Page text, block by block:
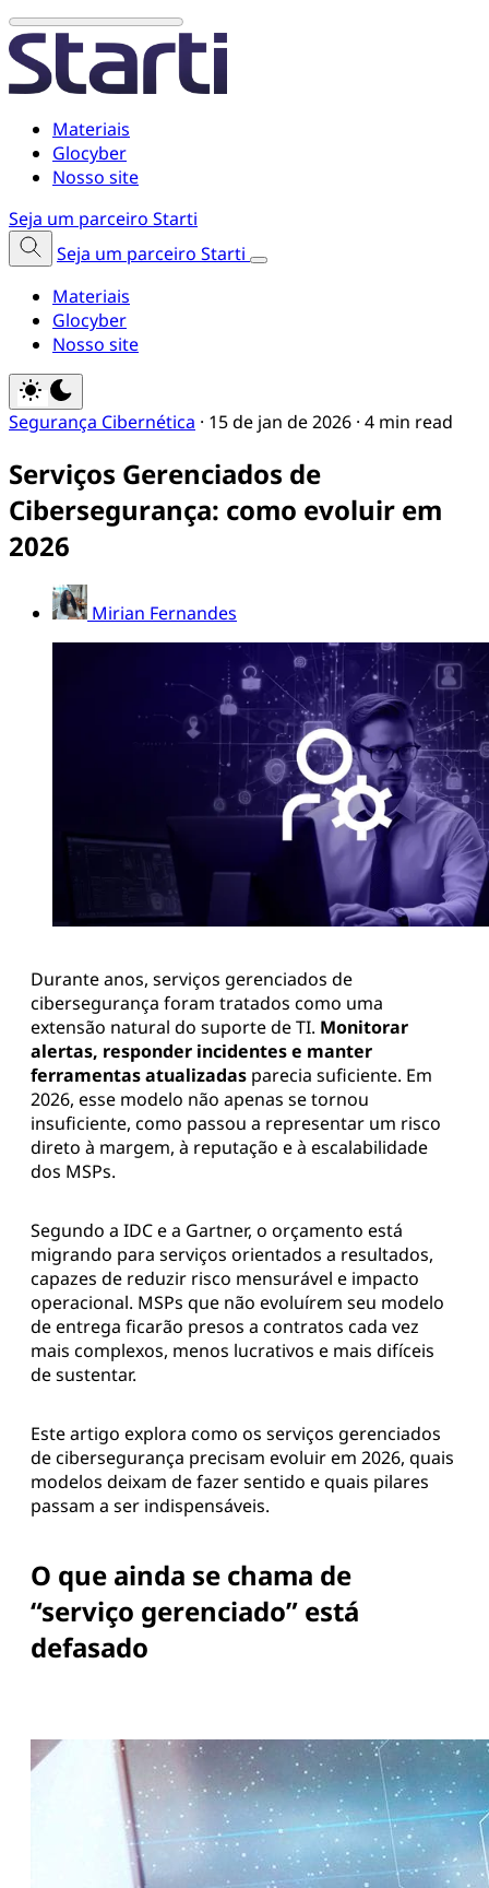
Materiais
Glocyber
Nosso site
Seja um parceiro Starti
Seja um parceiro Starti
Materiais
Glocyber
Nosso site
Segurança Cibernética · 15 de jan de 2026 · 4 min read
Serviços Gerenciados de
Cibersegurança: como evoluir em
2026
Mirian Fernandes
Durante anos, serviços gerenciados de
cibersegurança foram tratados como uma
extensão natural do suporte de TI. Monitorar
alertas, responder incidentes e manter
ferramentas atualizadas parecia suficiente. Em
2026, esse modelo não apenas se tornou
insuficiente, como passou a representar um risco
direto à margem, à reputação e à escalabilidade
dos MSPs.
Segundo a IDC e a Gartner, o orçamento está
migrando para serviços orientados a resultados,
capazes de reduzir risco mensurável e impacto
operacional. MSPs que não evoluírem seu modelo
de entrega ficarão presos a contratos cada vez
mais complexos, menos lucrativos e mais difíceis
de sustentar.
Este artigo explora como os serviços gerenciados
de cibersegurança precisam evoluir em 2026, quais
modelos deixam de fazer sentido e quais pilares
passam a ser indispensáveis.
O que ainda se chama de
“serviço gerenciado” está
defasado